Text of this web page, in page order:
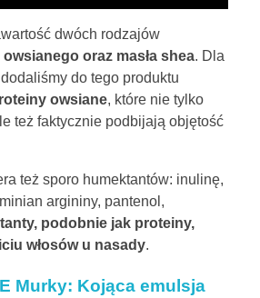
dwóch rodzajów
oraz masła shea. Dla
do tego produktu
owsiane, które nie tylko
też faktycznie podbijają objętość
też sporo humektantów: inulinę,
argininy, pantenol,
podobnie jak proteiny,
włosów u nasady.
Murky: Kojąca emulsja